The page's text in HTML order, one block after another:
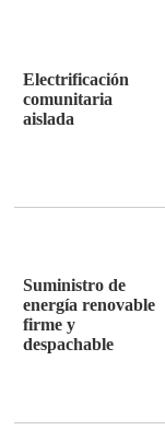
Electrificación
comunitaria
aislada
Suministro de
energía renovable
firme y
despachable